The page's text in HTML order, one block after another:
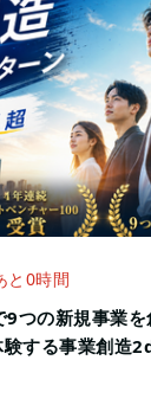
と0時間
9つの新規事業
する事業創造